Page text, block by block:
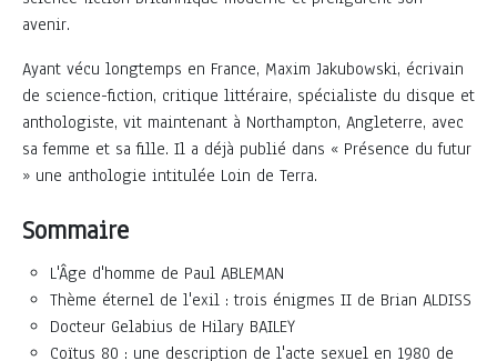
avenir.
Ayant vécu longtemps en France, Maxim Jakubowski, écrivain
de science-fiction, critique littéraire, spécialiste du disque et
anthologiste, vit maintenant à Northampton, Angleterre, avec
sa femme et sa fille. Il a déjà publié dans « Présence du futur
» une anthologie intitulée Loin de Terra.
Sommaire
L'Âge d'homme de Paul ABLEMAN
Thème éternel de l'exil : trois énigmes II de Brian ALDISS
Docteur Gelabius de Hilary BAILEY
Coïtus 80 : une description de l'acte sexuel en 1980 de